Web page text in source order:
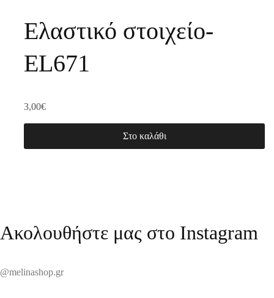
Ελαστικό στοιχείο-
EL671
3,00€
Στο καλάθι
Ακολουθήστε μας στο Instagram
@melinashop.gr